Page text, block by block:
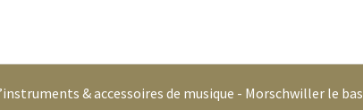
& accessoires de musique - Morschwiller le bas